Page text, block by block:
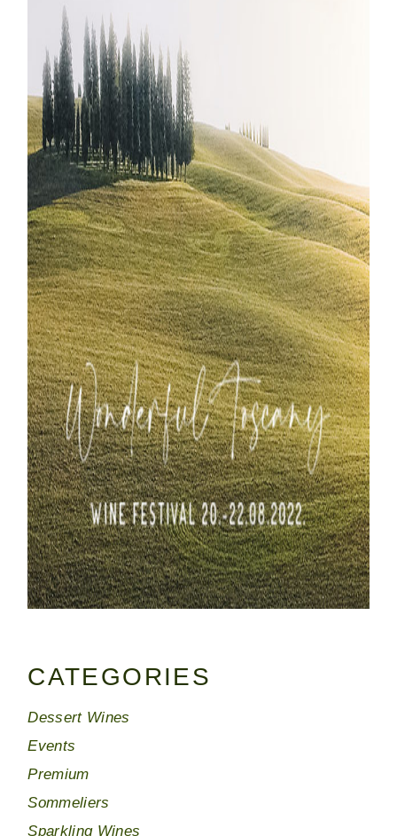
CATEGORIES
Dessert Wines
Events
Premium
Sommeliers
Sparkling Wines